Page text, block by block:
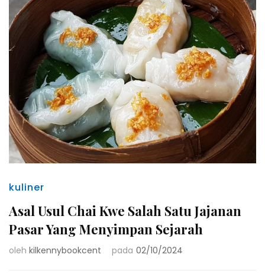
kuliner
Asal Usul Chai Kwe Salah Satu Jajanan
Pasar Yang Menyimpan Sejarah
oleh kilkennybookcent pada 02/10/2024